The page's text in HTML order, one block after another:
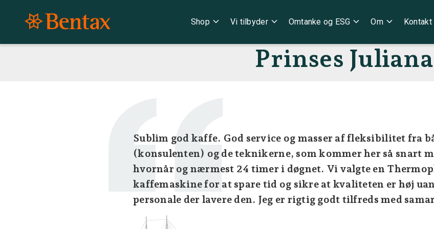
Shop expand_more Vi tilbyderexpand_more Omtanke og ESG expand_more Omexpand_more Kontakt
Prinses Juliana
Sublim god kaffe. God service og masser af fleksibilitet fra
(konsulenten) og de teknikerne, som kommer her så snart
hvornår og nærmest 24 timer i døgnet. Vi valgte en
kaffemaskine for at spare tid og sikre at kvaliteten er høj
personale der lavere den. Jeg er rigtig godt tilfreds med